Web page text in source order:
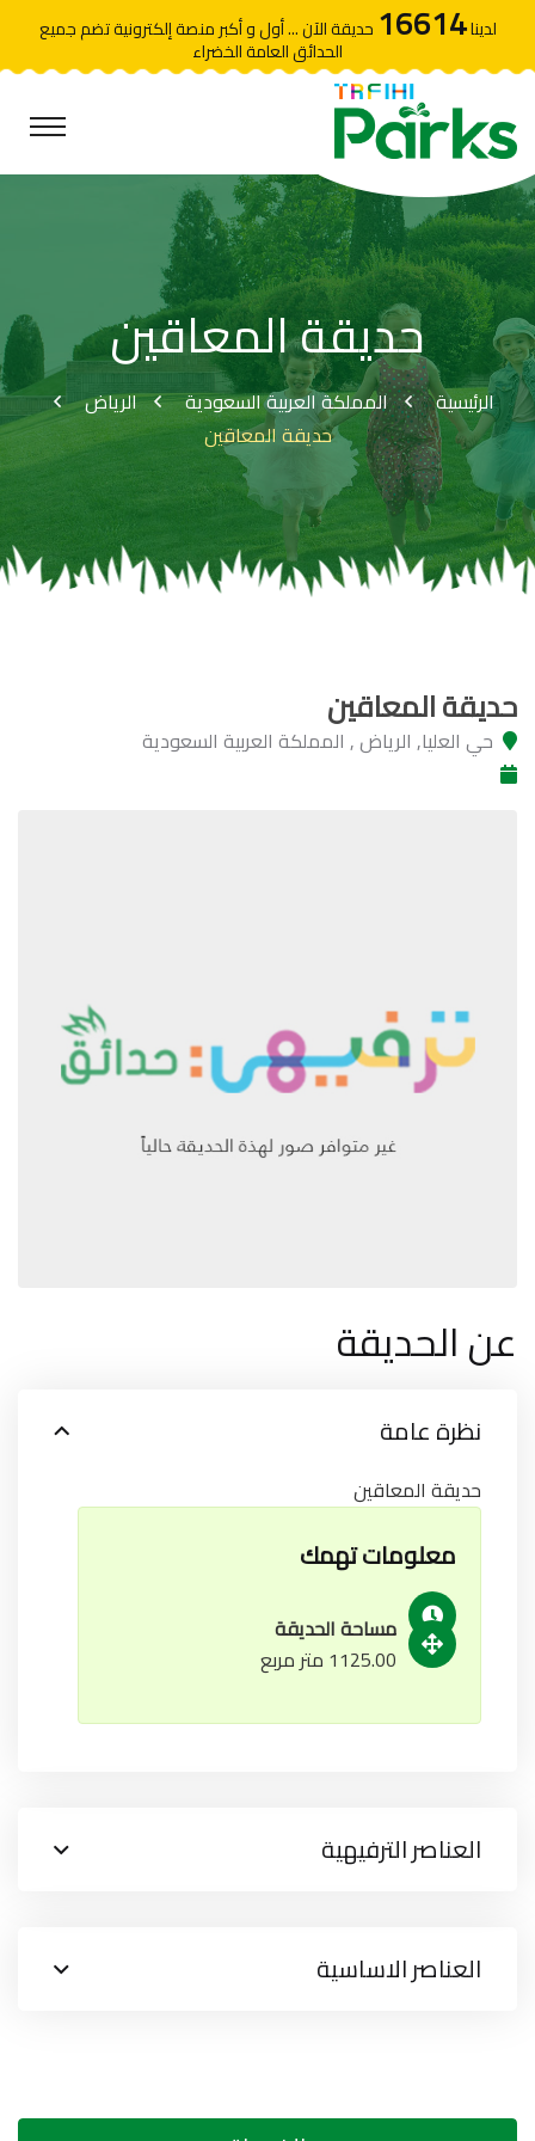
لدينا16614 حديقة الآن ... أول و أكبر منصة إلكترونية تضم جميع
الحدائق العامة الخضراء
حديقة المعاقين
الرئيسية المملكة العربية السعودية
الرياض
حديقة المعاقين
حديقة المعاقين
حي العليا, الرياض , المملكة العربية السعودية
عن الحديقة
نظرة عامة
حديقة المعاقين
معلومات تهمك
مساحة الحديقة
1125.00 متر مربع
العناصر الترفيهية
العناصر الاساسية